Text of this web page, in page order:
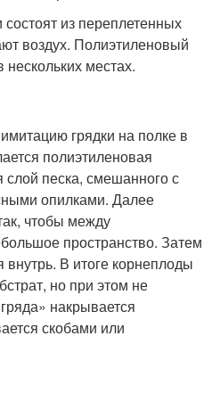
из переплетенных
воздух. Полиэтиленовый
нескольких местах.
грядки на полке в
полиэтиленовая
песка, смешанного с
опилками. Далее
чтобы между
пространство. Затем
В итоге корнеплоды
но при этом не
накрывается
скобами или